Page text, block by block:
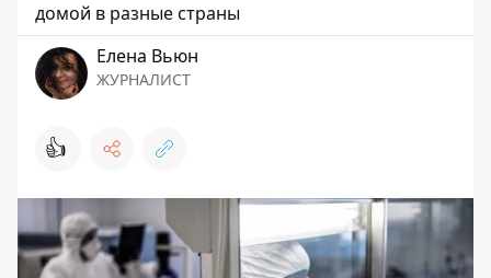
домой в разные страны
Елена Вьюн
ЖУРНАЛИСТ
👍